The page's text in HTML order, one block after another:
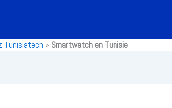
Tunisiatech » Smartwatch en Tunisie